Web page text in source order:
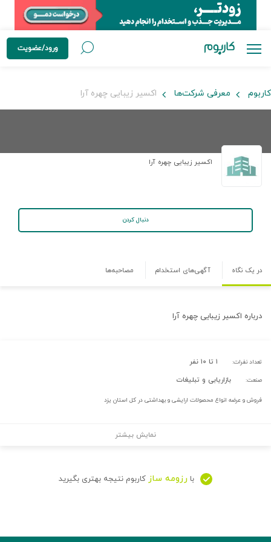
ورود/عضویت
کاربوم معرفی شرکت‌ها اکسیر زیبایی چهره آرا
اکسیر زیبایی چهره آرا
دنبال کردن
در یک نگاه آگهی‌های استخدام مصاحبه‌ها
درباره اکسیر زیبایی چهره آرا
تعداد نفرات: ۱ تا ۱۰ نفر
صنعت: بازاریابی و تبلیغات
فروش و عرضه انواع محصولات ارایشی و بهداشتی در کل استان یزد
نمایش بیشتر
با رزومه ساز کاربوم نتیجه بهتری بگیرید